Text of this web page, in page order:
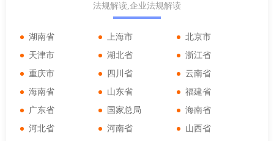
法规解读,企业法规解读
湖南省 上海市
北京市
天津市
湖北省
浙江省
重庆市
四川省
云南省
海南省
山东省
福建省
广东省
国家总局
海南省
河北省
河南省
山西省